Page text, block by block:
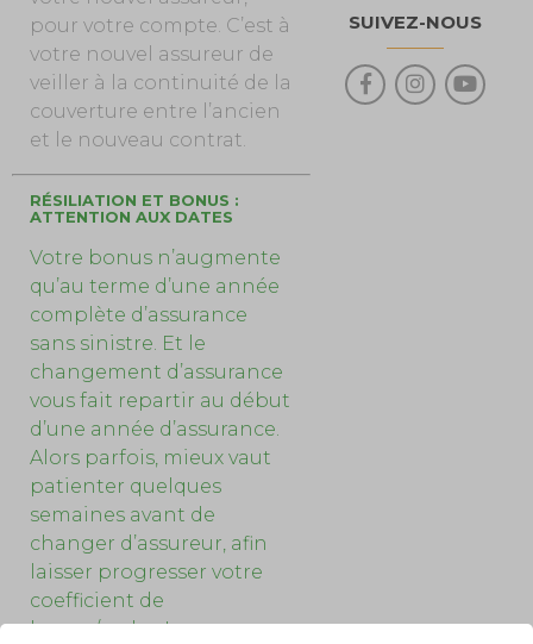
pour votre compte. C’est à
votre nouvel assureur de
veiller à la continuité de la
couverture entre l’ancien
et le nouveau contrat.
RÉSILIATION ET BONUS :
ATTENTION AUX DATES
Votre bonus n’augmente
qu’au terme d’une année
complète d’assurance
sans sinistre. Et le
changement d’assurance
vous fait repartir au début
d’une année d’assurance.
Alors parfois, mieux vaut
patienter quelques
semaines avant de
changer d’assureur, afin
laisser progresser votre
coefficient de
bonus/malus !
SUIVEZ-NOUS